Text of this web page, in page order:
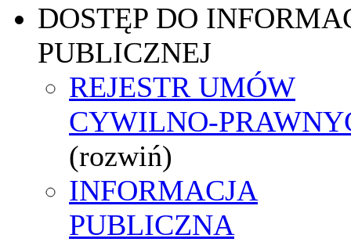
DOSTĘP DO
PUBLICZNEJ
REJESTR UMÓW
CYWILNO-
(rozwiń)
INFORMACJA
PUBLICZNA